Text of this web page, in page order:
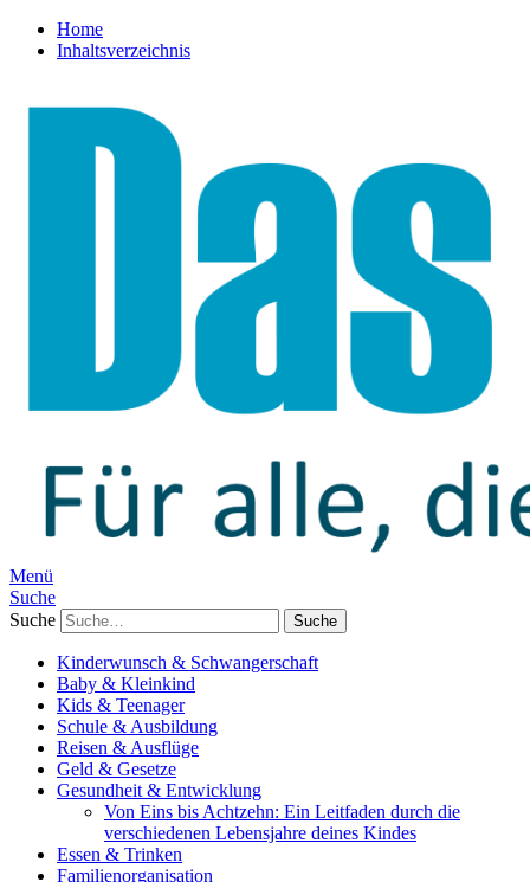
Home
Inhaltsverzeichnis
Menü
Suche
Suche
Kinderwunsch & Schwangerschaft
Baby & Kleinkind
Kids & Teenager
Schule & Ausbildung
Reisen & Ausflüge
Geld & Gesetze
Gesundheit & Entwicklung
Von Eins bis Achtzehn: Ein Leitfaden durch die
verschiedenen Lebensjahre deines Kindes
Essen & Trinken
Familienorganisation